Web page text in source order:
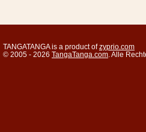
TANGATANGA is a product ofzyprio.com
© 2005 - 2026 TangaTanga.com . Alle